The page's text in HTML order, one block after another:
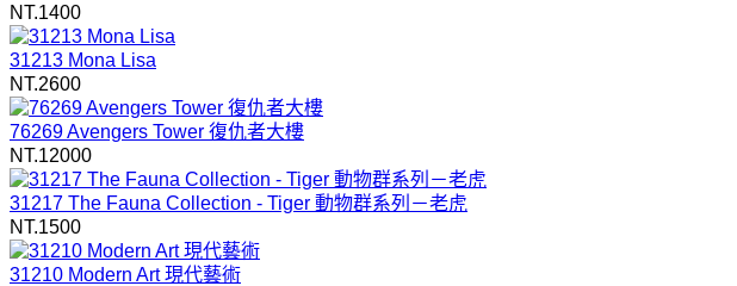
NT.1400
31213 Mona Lisa
NT.2600
76269 Avengers Tower 復仇者大樓
NT.12000
31217 The Fauna Collection - Tiger 動物群系列－老虎
NT.1500
31210 Modern Art 現代藝術